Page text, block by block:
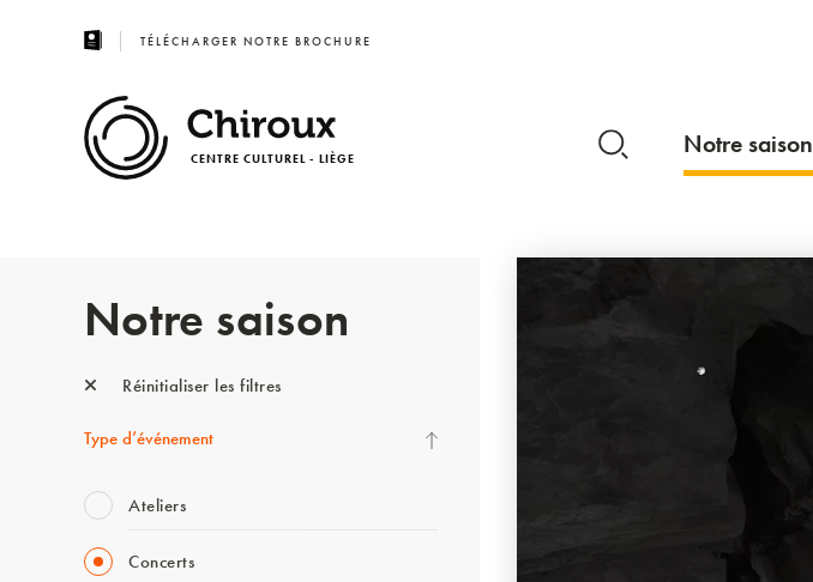
TÉLÉCHARGER NOTRE BROCHURE
CENTRE CULTUREL - LIÈGE Notre saison
Notre saison
Réinitialiser les filtres
Type d’événement
Ateliers
Concerts